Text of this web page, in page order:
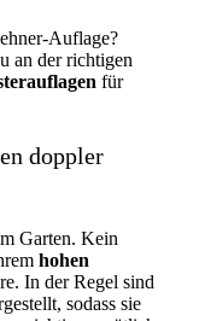
Auflage?
an der richtigen
für
doppler
Garten. Kein
hohen
In der Regel sind
sodass sie